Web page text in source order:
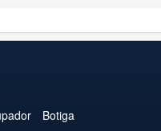
Botiga